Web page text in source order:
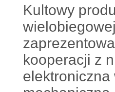
Kultowy
kooperacji z
elektroniczna